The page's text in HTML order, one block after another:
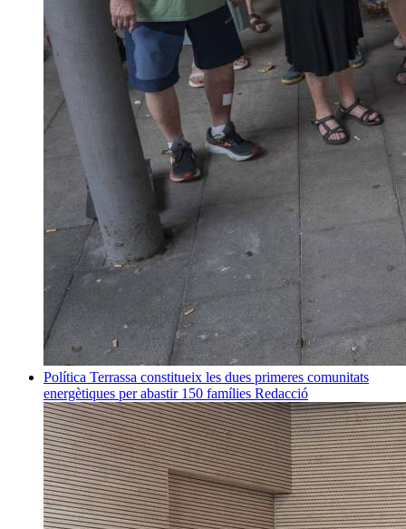
Política Terrassa constitueix les dues primeres comunitats
energètiques per abastir 150 famílies Redacció